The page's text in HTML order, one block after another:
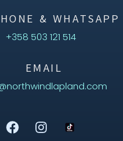
& WHATSAPP
+358 503 121 514
EMAIL